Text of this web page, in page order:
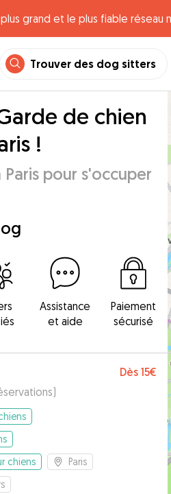
grand et le plus fiable réseau
Trouver des dog sitters
de chien
!
pour s'occuper
Assistance
et aide
Paiement
sécurisé
Dès 15€
)
chiens
Paris